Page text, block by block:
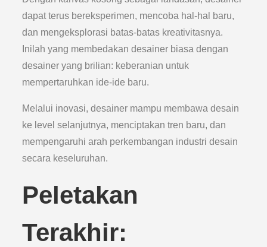
dapat terus bereksperimen, mencoba hal-hal baru,
dan mengeksplorasi batas-batas kreativitasnya.
Inilah yang membedakan desainer biasa dengan
desainer yang brilian: keberanian untuk
mempertaruhkan ide-ide baru.
Melalui inovasi, desainer mampu membawa desain
ke level selanjutnya, menciptakan tren baru, dan
mempengaruhi arah perkembangan industri desain
secara keseluruhan.
Peletakan
Terakhir: